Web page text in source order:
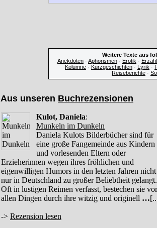
Weitere Texte aus
Anekdoten · Aphorismen · Erotik ·
Kolumne · Kurzgeschichten · Lyrik ·
Reiseberichte ·
Aus unseren Buchrezensionen
Kulot, Daniela:
Munkeln im Dunkeln
Daniela Kulots Bilderbücher sind für
eine große Fangemeinde aus Kindern
und vorlesenden Eltern oder
Erzieherinnen wegen ihres fröhlichen und
eigenwilligen Humors in den letzten Jahren nicht
nur in Deutschland zu großer Beliebtheit gelangt.
Oft in lustigen Reimen verfasst, bestechen sie vor
allen Dingen durch ihre witzig und originell …
-> Rezension lesen